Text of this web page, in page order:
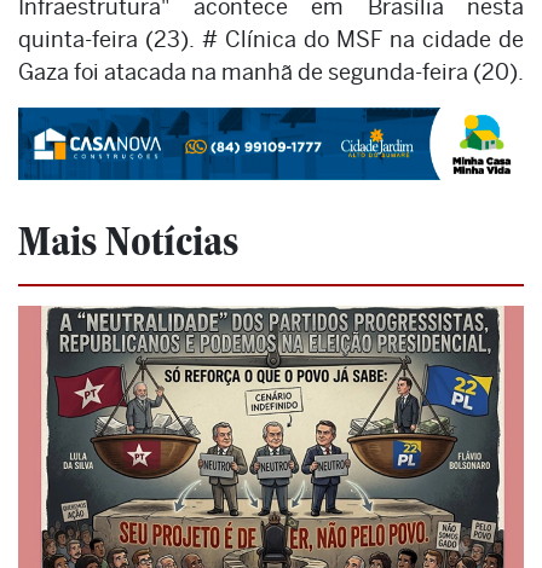
Infraestrutura" acontece em Brasília nesta
quinta-feira (23). # Clínica do MSF na cidade de
Gaza foi atacada na manhã de segunda-feira (20).
Mais Notícias